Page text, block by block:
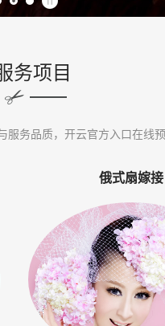
务项目
服务品质，开云官方入口在线
俄式扇嫁接